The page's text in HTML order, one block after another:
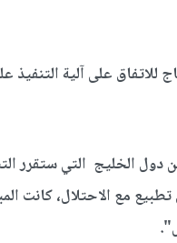
للاتفاق على آلية
الخليج التي ستقرر
مع الاحتلال، كانت